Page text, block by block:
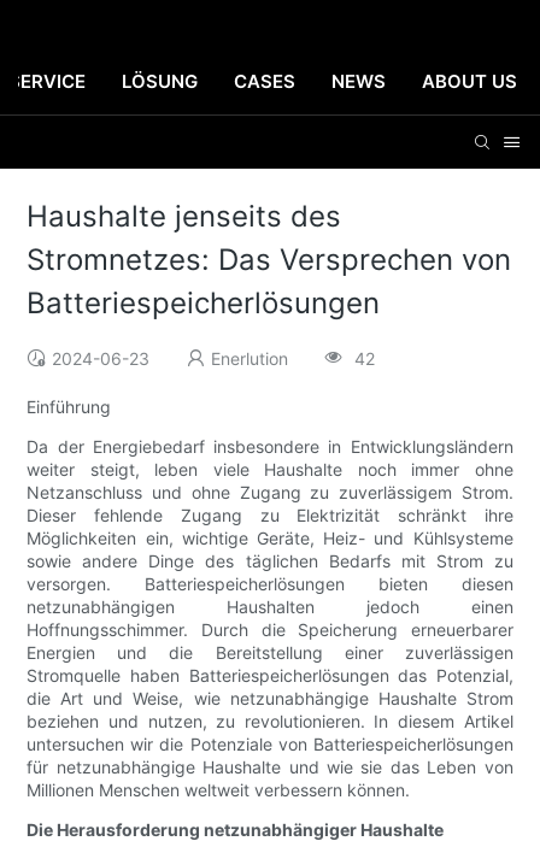
SERVICE LÖSUNG CASES NEWS ABOUT US
Haushalte jenseits des
Stromnetzes: Das Versprechen von
Batteriespeicherlösungen
2024-06-23 Enerlution 42
Einführung
Da der Energiebedarf insbesondere in Entwicklungsländern
weiter steigt, leben viele Haushalte noch immer ohne
Netzanschluss und ohne Zugang zu zuverlässigem Strom.
Dieser fehlende Zugang zu Elektrizität schränkt ihre
Möglichkeiten ein, wichtige Geräte, Heiz- und Kühlsysteme
sowie andere Dinge des täglichen Bedarfs mit Strom zu
versorgen. Batteriespeicherlösungen bieten diesen
netzunabhängigen Haushalten jedoch einen
Hoffnungsschimmer. Durch die Speicherung erneuerbarer
Energien und die Bereitstellung einer zuverlässigen
Stromquelle haben Batteriespeicherlösungen das Potenzial,
die Art und Weise, wie netzunabhängige Haushalte Strom
beziehen und nutzen, zu revolutionieren. In diesem Artikel
untersuchen wir die Potenziale von Batteriespeicherlösungen
für netzunabhängige Haushalte und wie sie das Leben von
Millionen Menschen weltweit verbessern können.
Die Herausforderung netzunabhängiger Haushalte